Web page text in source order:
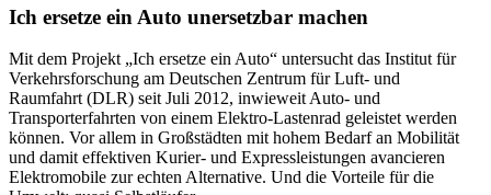
Ich ersetze ein Auto unersetzbar machen
Mit dem Projekt „Ich ersetze ein Auto“ untersucht das Institut für
Verkehrsforschung am Deutschen Zentrum für Luft- und
Raumfahrt (DLR) seit Juli 2012, inwieweit Auto- und
Transporterfahrten von einem Elektro-Lastenrad geleistet werden
können. Vor allem in Großstädten mit hohem Bedarf an Mobilität
und damit effektiven Kurier- und Expressleistungen avancieren
Elektromobile zur echten Alternative. Und die Vorteile für die